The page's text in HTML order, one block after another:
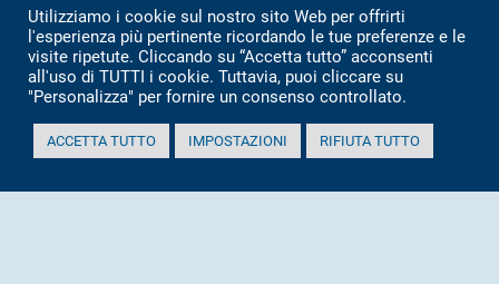
anno 2024
2.097
anno 2023
1.803
anno 2022
2.373
anno 2021
1.501
anno 2020
1.307
Utilizziamo i cookie sul nostro sito Web per offrirti
l'esperienza più pertinente ricordando le tue preferenze e le
visite ripetute. Cliccando su “Accetta tutto” acconsenti
all'uso di TUTTI i cookie. Tuttavia, puoi cliccare su
"Personalizza" per fornire un consenso controllato.
ACCETTA TUTTO IMPOSTAZIONI RIFIUTA TUTTO